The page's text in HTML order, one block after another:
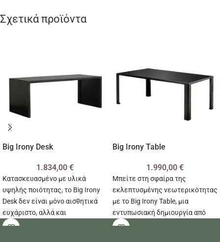
Σχετικά προϊόντα
Big Irony Desk
1.834,00 €
Κατασκευασμένο με υλικά
υψηλής ποιότητας, το Big Irony
Desk δεν είναι μόνο αισθητικά
ευχάριστο, αλλά και
κατασκευασμένο για να διαρκεί!
Big Irony Table
1.990,00 €
Μπείτε στη σφαίρα της
εκλεπτυσμένης νεωτερικότητας
με το Big Irony Table, μια
εντυπωσιακή δημιουργία από
τον Ιταλό σχεδιαστή Peregalli.